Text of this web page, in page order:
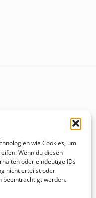
wie Cookies, um
Wenn du diesen
oder eindeutige IDs
nicht erteilst oder
beeinträchtigt werden.